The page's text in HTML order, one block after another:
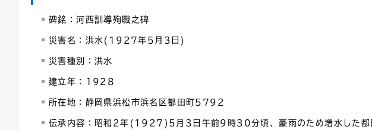
碑銘：河西訓導殉職之碑
災害名：洪水(1927年5月3日)
災害種別：洪水
建立年：1928
所在地：静岡県浜松市浜名区都田町5792
伝承内容：昭和2年(1927)5月3日午前9時30分頃、豪雨のため増水した都